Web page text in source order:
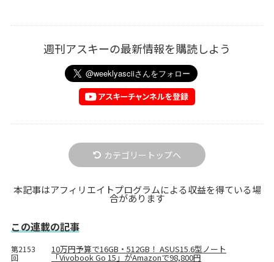
週刊アスキーの最新情報を購読しよう
カテゴリートップへ
本記事はアフィリエイトプログラムによる収益を得ている場
合があります
この連載の記事
第2153
回
10万円予算で16GB・512GB！ ASUS15.6型ノート
「Vivobook Go 15」がAmazonで98,800円